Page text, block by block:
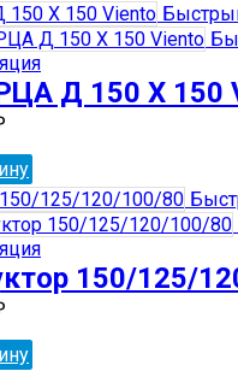
Д 150 Х 150
150/125/